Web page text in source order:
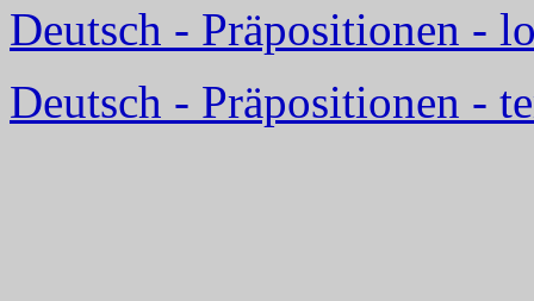
Deutsch - Präpositionen -
Deutsch - Präpositionen -